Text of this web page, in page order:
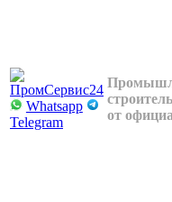
Whatsapp
Telegram
от